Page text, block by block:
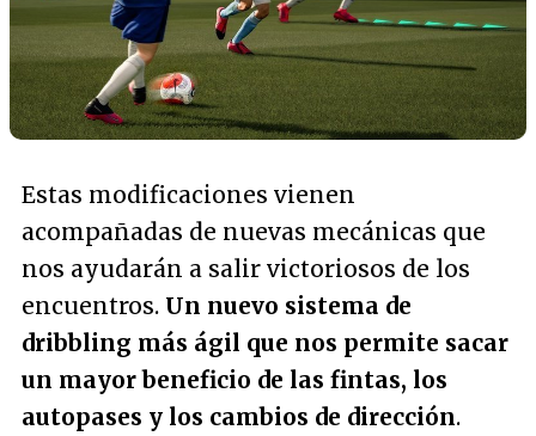
Estas modificaciones vienen
acompañadas de nuevas mecánicas que
nos ayudarán a salir victoriosos de los
encuentros. Un nuevo sistema de
dribbling más ágil que nos permite sacar
un mayor beneficio de las fintas, los
autopases y los cambios de dirección.